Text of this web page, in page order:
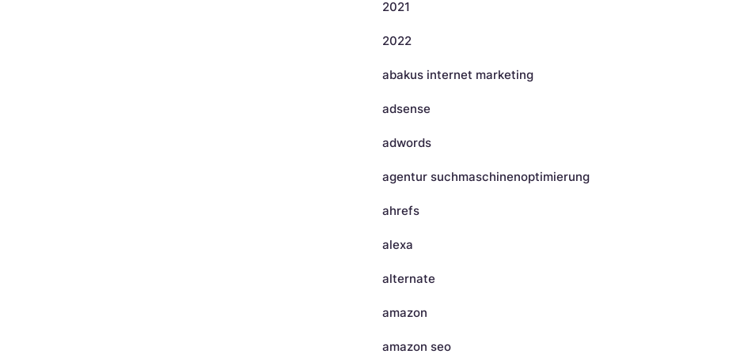
2021
2022
abakus internet marketing
adsense
adwords
agentur suchmaschinenoptimierung
ahrefs
alexa
alternate
amazon
amazon seo